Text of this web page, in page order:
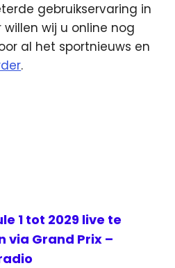
gebruikservaring in
wij u online nog
al het sportnieuws en
.
1 tot 2029 live te
via Grand Prix –